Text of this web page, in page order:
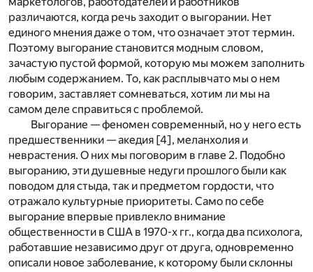
различаются, когда речь заходит о выгорании. Нет
единого мнения даже о том, что означает этот термин.
Поэтому выгорание становится модным словом,
зачастую пустой формой, которую мы можем заполнить
любым содержанием. То, как расплывчато мы о нем
говорим, заставляет сомневаться, хотим ли мы на
самом деле справиться с проблемой.
Выгорание — феномен современный, но у него есть
предшественники — акедия [4] , меланхолия и
неврастения. О них мы поговорим в главе 2. Подобно
выгоранию, эти душевные недуги прошлого были как
поводом для стыда, так и предметом гордости, что
отражало культурные приоритеты. Само по себе
выгорание впервые привлекло внимание
общественности в США в 1970-х гг., когда два психолога,
работавшие независимо друг от друга, одновременно
описали новое заболевание, к которому были склонны